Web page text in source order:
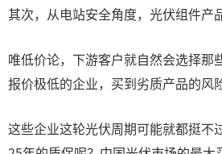
其次，从电站安全角度，光伏组件产
唯低价论，下游客户就自然会选择那
报价极低的企业，买到劣质产品的风
这些企业这轮光伏周期可能就都挺不